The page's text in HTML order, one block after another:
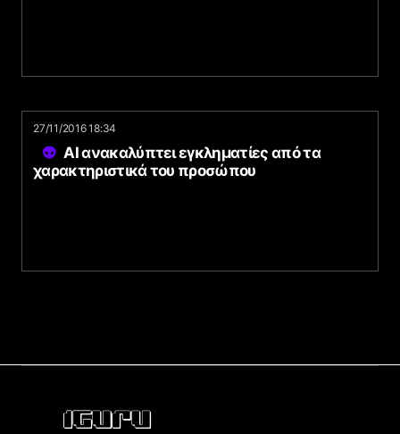
27/11/2016 18:34
AI ανακαλύπτει εγκληματίες από τα
χαρακτηριστικά του προσώπου